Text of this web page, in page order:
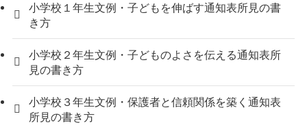
小学校１年生文例・子どもを伸ばす通知表所見の書
き方
小学校２年生文例・子どものよさを伝える通知表所
見の書き方
小学校３年生文例・保護者と信頼関係を築く通知表
所見の書き方